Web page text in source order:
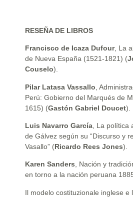
RESEÑA DE LIBROS
Francisco de Icaza Dufour, La
de Nueva España (1521-1821) (
Couselo).
Pilar Latasa Vassallo ,
Perú: Gobierno del Marqués de
1615) (Gastón Gabriel Doucet).
Luis Navarro García , La
de Gálvez según su “Discurso y
Vasallo” (Ricardo Rees Jones).
Karen Sanders, Nación y
en torno a la nación peruana
Il modelo costituzionale inglese e